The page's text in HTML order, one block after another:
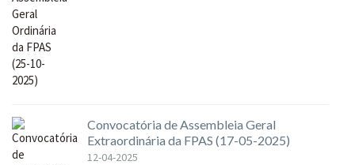
Convocatória de Assembleia Geral
Extraordinária da FPAS (17-05-2025)
12-04-2025